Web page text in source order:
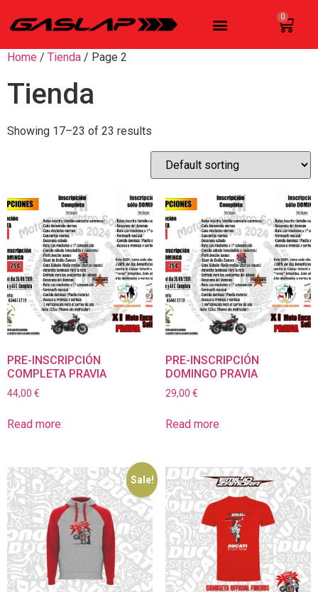
0
Home / Tienda / Page 2
Tienda
Showing 17–23 of 23 results
PRE-INSCRIPCIÓN
COMPLETA PRAVIA
44,00 €
Read more
PRE-INSCRIPCIÓN
DOMINGO PRAVIA
29,00 €
Read more
Sale!